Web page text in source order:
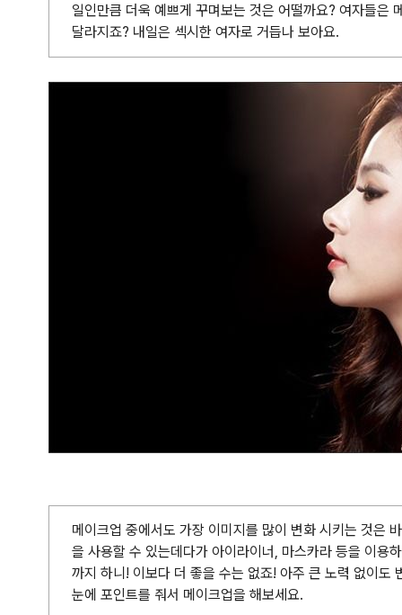
일인만큼 더욱 예쁘게 꾸며보는 것은 어떨까요? 여자들은
달라지죠? 내일은 섹시한 여자로 거듭나 보아요.
메이크업 중에서도 가장 이미지를 많이 변화 시키는 것은
을 사용할 수 있는데다가 아이라이너, 마스카라 등을 이용
까지 하니! 이보다 더 좋을 수는 없죠! 아주 큰 노력 없이도
눈에 포인트를 줘서 메이크업을 해보세요.